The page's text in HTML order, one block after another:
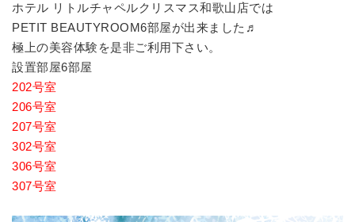
ホテル リトルチャペルクリスマス和歌山店では
PETIT BEAUTYROOM6部屋が出来ました♬
極上の美容体験を是非ご利用下さい。
設置部屋6部屋
202号室
206号室
207号室
302号室
306号室
307号室